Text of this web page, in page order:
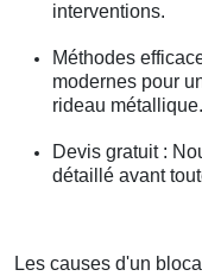
interventions.
Méthodes
modernes pour
rideau métallique.
Devis gratuit :
détaillé avant
Les causes d'un